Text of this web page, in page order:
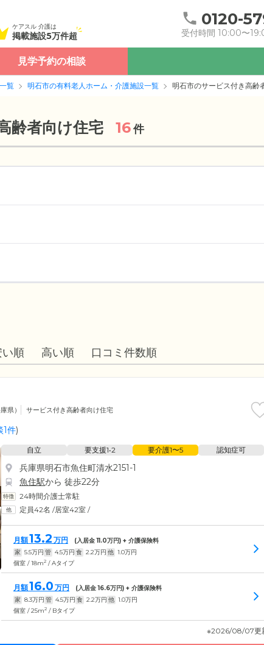
ケアスル 介護は
掲載施設5万件超
0120-
受付時間 10:00〜
見学予約の相談
覧 明石市の有料老人ホーム・介護施設一覧 明石市のサービス付き高齢
齢者向け住宅 16件
い順 高い順 口コミ件数順
県） サービス付き高齢者向け住宅
1件)
自立 要支援1•2 要介護1〜5 認知症可
兵庫県明石市魚住町清水2151-1
魚住駅から 徒歩22分
24時間介護士常駐
定員42名 /居室42室 /
月額13.2 万円 (入居金11.0万円) + 介護保険料
家 5.5万円 管 4.5万円 食 2.2万円 他 1.0万円
個室 / 18m2 / Aタイプ
月額16.0 万円 (入居金16.6万円) + 介護保険料
家 8.3万円 管 4.5万円 食 2.2万円 他 1.0万円
個室 / 25m2 / Bタイプ
※2026/08/07更